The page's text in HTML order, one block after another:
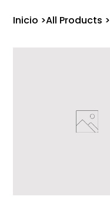
Inicio >All Products >